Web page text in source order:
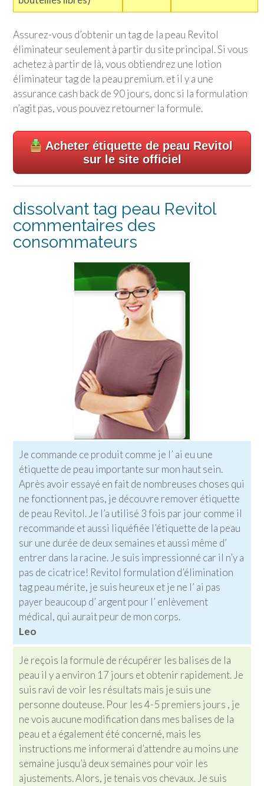
Assurez-vous d’obtenir un tag de la peau Revitol
éliminateur seulement à partir du site principal. Si vous
achetez à partir de là, vous obtiendrez une lotion
éliminateur tag de la peau premium. et il y a une
assurance cash back de 90 jours, donc si la formulation
n’agit pas, vous pouvez retourner la formule.
Acheter étiquette de peau Revitol
sur le site officiel
dissolvant tag peau Revitol
commentaires des
consommateurs
Je commande ce produit comme je l’ ai eu une
étiquette de peau importante sur mon haut sein.
Après avoir essayé en fait de nombreuses choses qui
ne fonctionnent pas, je découvre remover étiquette
de peau Revitol. Je l’a utilisé 3 fois par jour comme il
recommande et aussi liquéfiée l’étiquette de la peau
sur une durée de deux semaines et aussi même d’
entrer dans la racine. Je suis impressionné car il n’y a
pas de cicatrice! Revitol formulation d’élimination
tag peau mérite, je suis heureux et je ne l’ ai pas
payer beaucoup d’ argent pour l’ enlèvement
médical, qui aurait peur de mon corps.
Leo
Je reçois la formule de récupérer les balises de la
peau il y a environ 17 jours et obtenir rapidement. Je
suis ravi de voir les résultats mais je suis une
personne douteuse. Pour les 4-5 premiers jours , je
ne vois aucune modification dans mes balises de la
peau et a également été concerné, mais les
instructions me informerai d’attendre au moins une
semaine jusqu’à deux semaines pour voir les
ajustements. Alors, je tenais vos chevaux. Je suis